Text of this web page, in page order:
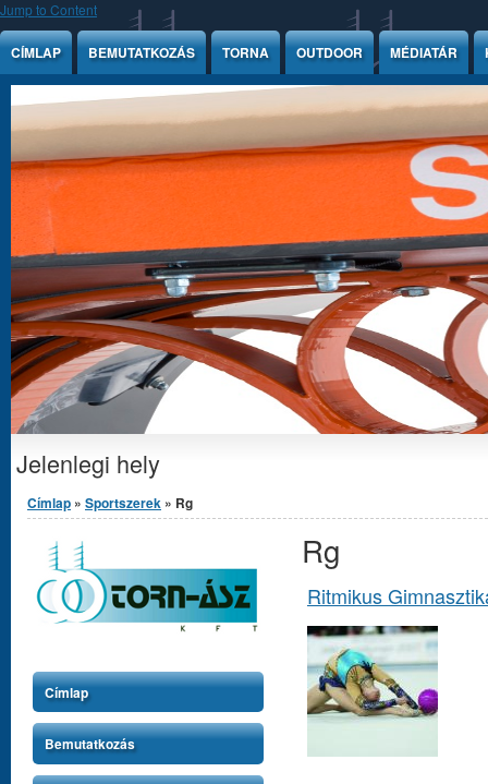
Jump to Content
CÍMLAP BEMUTATKOZÁS TORNA OUTDOOR MÉDIATÁR
Jelenlegi hely
Címlap » Sportszerek » Rg
Rg
Ritmikus
Címlap
Bemutatkozás